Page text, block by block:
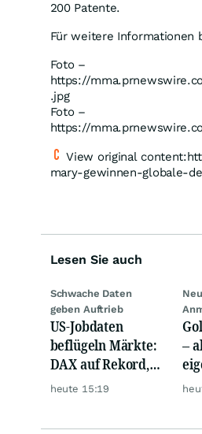
200 Patente.
Für weitere Informationen
Foto –
https://
.jpg
Foto –
https://
View original
mary-gewinnen-globale-
Lesen Sie auch
Schwache Daten
geben Auftrieb
US-Jobdaten
beflügeln Märkte:
DAX auf Rekord,
Gold hebt ab
heute 15:19
–